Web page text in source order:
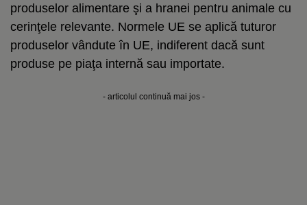
produselor alimentare şi a hranei pentru animale cu
cerinţele relevante. Normele UE se aplică tuturor
produselor vândute în UE, indiferent dacă sunt
produse pe piaţa internă sau importate.
- articolul continuă mai jos -